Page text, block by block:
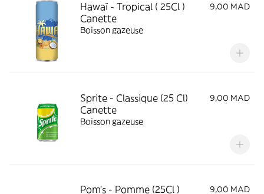
Hawaï - Tropical ( 25Cl )
Canette
9,00 MAD
Boisson gazeuse
Sprite - Classique (25 Cl)
Canette
9,00 MAD
Boisson gazeuse
Pom's - Pomme (25Cl ) 9,00 MAD